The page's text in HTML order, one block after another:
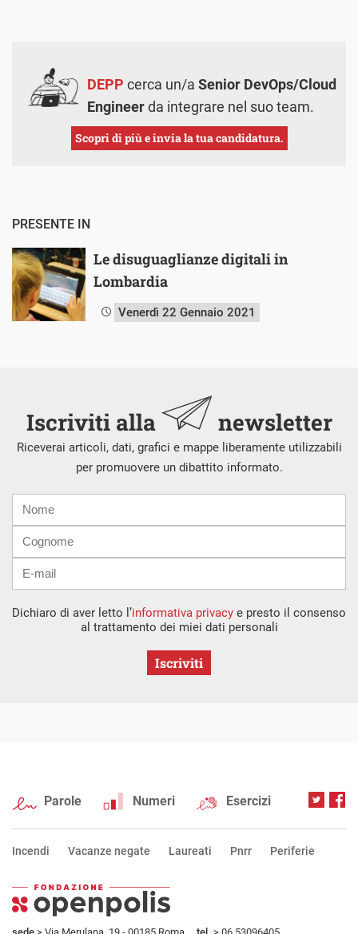
DEPP cerca un/a Senior DevOps/Cloud
Engineerda integrare nel suo team.
Scopri di più e invia la tua candidatura.
PRESENTE IN
Le disuguaglianze digitali in
Lombardia
Venerdì 22 Gennaio 2021
Iscriviti alla newsletter
Riceverai articoli, dati, grafici e mappe liberamente utilizzabili
per promuovere un dibattito informato.
mail
Dichiaro di aver letto l’informativa privacy e presto il consenso
al trattamento dei miei dati personali
Iscriviti
Parole Numeri Esercizi
Incendi Vacanze negate Laureati Pnrr Periferie